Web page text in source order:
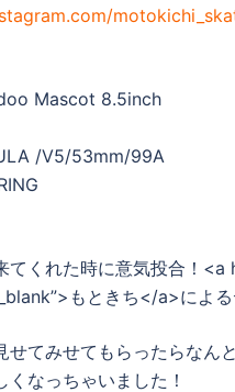
Mascot 8.5inch
/V5/53mm/99A
てくれた時に意気投合！<a
もときち</a>による
せてみせてもらったらなん
なっちゃいました！